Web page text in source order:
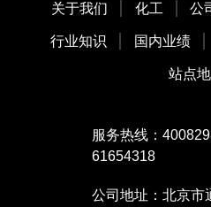
关于我们 化工 公
行业知识 国内业绩
站点
服务热线：
61654318
公司地址：北京市